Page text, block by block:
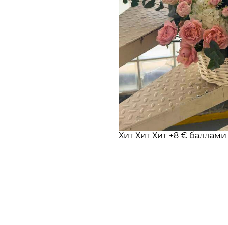
Хит Хит Хит +8 € баллами